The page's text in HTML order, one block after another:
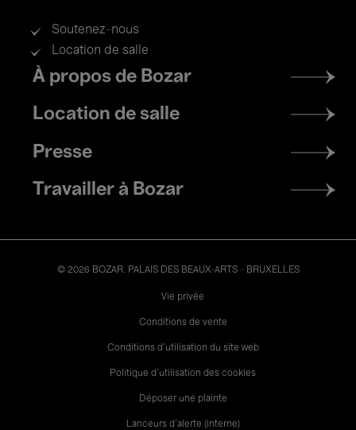
Soutenez-nous
Location de salle
Footer
menu
À propos de Bozar
Location de salle
Presse
Travailler à Bozar
© 2026 BOZAR. PALAIS DES BEAUX-ARTS - BRUXELLES
Vie privée
Conditions de vente
Conditions d'utilisation du site web
Politique d'utilisation des cookies
Déposer une plainte
Lanceurs d’alerte (interne)